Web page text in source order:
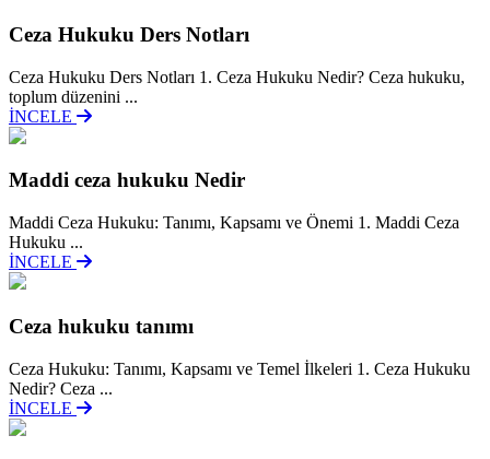
Ceza Hukuku Ders Notları
Ceza Hukuku Ders Notları 1. Ceza Hukuku Nedir? Ceza hukuku,
toplum düzenini ...
İNCELE
Maddi ceza hukuku Nedir
Maddi Ceza Hukuku: Tanımı, Kapsamı ve Önemi 1. Maddi Ceza
Hukuku ...
İNCELE
Ceza hukuku tanımı
Ceza Hukuku: Tanımı, Kapsamı ve Temel İlkeleri 1. Ceza Hukuku
Nedir? Ceza ...
İNCELE